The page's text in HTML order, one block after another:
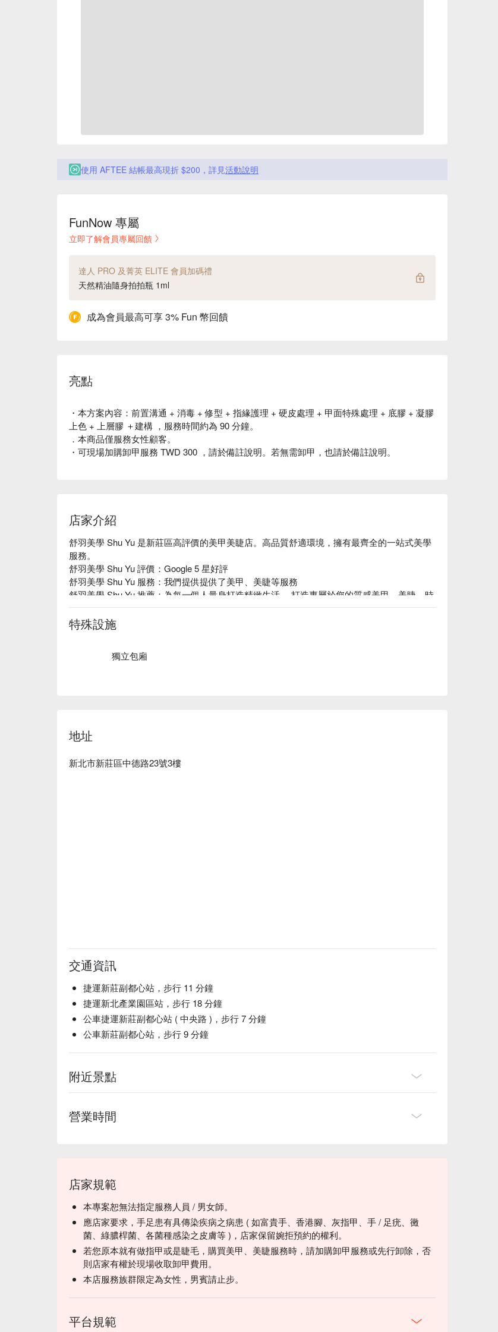
使用 AFTEE 結帳最高現折 $200，詳見活動說明
FunNow 專屬
立即了解會員專屬回饋
達人 PRO 及菁英 ELITE 會員加碼禮
天然精油隨身拍拍瓶 1ml
成為會員最高可享 3% Fun 幣回饋
亮點
・本方案內容：前置溝通 + 消毒 + 修型 + 指緣護理 + 硬皮處理 + 甲面特殊處理 + 底膠 + 凝膠
上色 + 上層膠 ＋建構 ，服務時間約為 90 分鐘。
．本商品僅服務女性顧客。
・可現場加購卸甲服務 TWD 300 ，請於備註說明。若無需卸甲，也請於備註說明。
店家介紹
舒羽美學 Shu Yu 是新莊區高評價的美甲美睫店。高品質舒適環境，擁有最齊全的一站式美學
服務。
舒羽美學 Shu Yu 評價：Google 5 星好評
舒羽美學 Shu Yu 服務：我們提供提供了美甲、美睫等服務
舒羽美學 Shu Yu 推薦：為每一個人量身打造精緻生活 ，打造專屬於您的質感美甲、美睫，時
時刻刻綻放出迷人自信風采 !
特殊設施
獨立包廂
地址
新北市新莊區中德路23號3樓
交通資訊
捷運新莊副都心站，步行 11 分鐘
捷運新北產業園區站，步行 18 分鐘
公車捷運新莊副都心站 ( 中央路 )，步行 7 分鐘
公車新莊副都心站，步行 9 分鐘
附近景點
營業時間
店家規範
本專案恕無法指定服務人員 / 男女師。
應店家要求，手足患有具傳染疾病之病患 ( 如富貴手、香港腳、灰指甲、手 / 足疣、黴
菌、綠膿桿菌、各菌種感染之皮膚等 )，店家保留婉拒預約的權利。
若您原本就有做指甲或是睫毛，購買美甲、美睫服務時，請加購卸甲服務或先行卸除，否
則店家有權於現場收取卸甲費用。
本店服務族群限定為女性，男賓請止步。
平台規範